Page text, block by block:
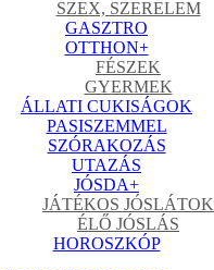
SZEX, SZERELEM
GASZTRO
OTTHON+
FÉSZEK
GYERMEK
ÁLLATI CUKISÁGOK
PASISZEMMEL
SZÓRAKOZÁS
UTAZÁS
JÓSDA+
JÁTÉKOS JÓSLÁTOK
ÉLŐ JÓSLÁS
HOROSZKÓP